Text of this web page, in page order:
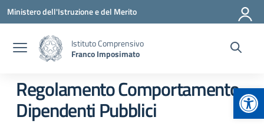
Vai ai contenuti
Vai al menu di navigazione
Vai al footer
Ministero dell'Istruzione e del Merito
Istituto Comprensivo
Franco Imposimato
Regolamento Comportamento
Dipendenti Pubblici